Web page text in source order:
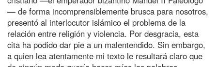
— de forma incomprensiblemente brusca para nosotros,
presentó al interlocutor islámico el problema de la
relación entre religión y violencia. Por desgracia, esta
cita ha podido dar pie a un malentendido. Sin embargo,
a quien lea atentamente mi texto le resultará claro que